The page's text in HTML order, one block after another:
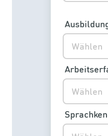
Wählen
Wählen